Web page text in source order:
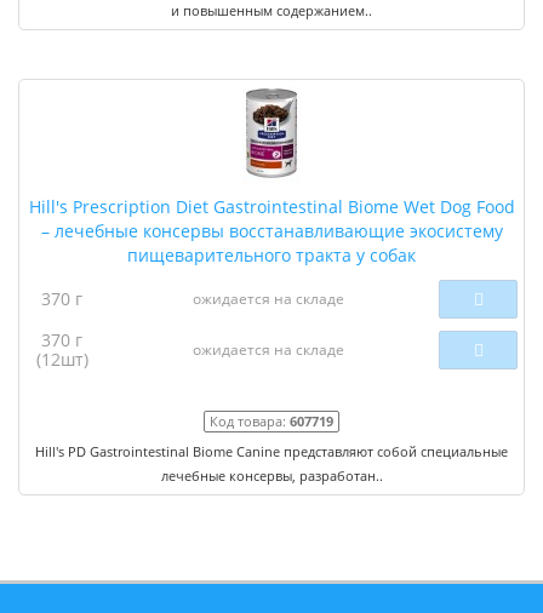
и повышенным содержанием..
Hill's Prescription Diet Gastrointestinal Biome Wet Dog Food
– лечебные консервы восстанавливающие экосистему
пищеварительного тракта у собак
370 г
ожидается на складе
370 г
(12шт)
ожидается на складе
Код товара: 607719
Hill's PD Gastrointestinal Biome Canine представляют собой специальные
лечебные консервы, разработан..